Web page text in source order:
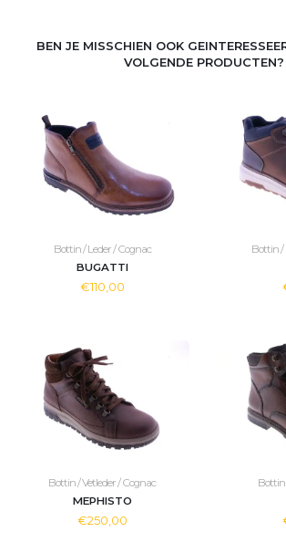
BEN JE MISSCHIEN OOK
VOLGENDE PRODUCTEN?
Bottin / Leder / Cognac
BUGATTI
€110,00
Bottin /
Bottin / Vetleder / Cognac
MEPHISTO
€250,00
Bottin